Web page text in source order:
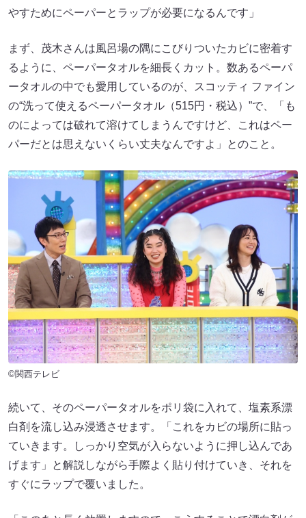
やすためにペーパーとラップが必要になるんです」
まず、茂木さんは風呂場の隅にこびりついたカビに密着す
るように、ペーパータオルを細長くカット。数あるペーパ
ータオルの中でも愛用しているのが、スコッティ ファイン
の“洗って使えるペーパータオル（515円・税込）”で、「も
のによっては破れて溶けてしまうんですけど、これはペー
パーだとは思えないくらい丈夫なんですよ」とのこと。
©関西テレビ
続いて、そのペーパータオルをポリ袋に入れて、塩素系漂
白剤を流し込み浸透させます。「これをカビの場所に貼っ
ていきます。しっかり空気が入らないように押し込んであ
げます」と解説しながら手際よく貼り付けていき、それを
すぐにラップで覆いました。